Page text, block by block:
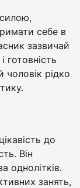
себе в
зазвичай
готовність
чоловік рідко
до
Він
однолітків.
занять,